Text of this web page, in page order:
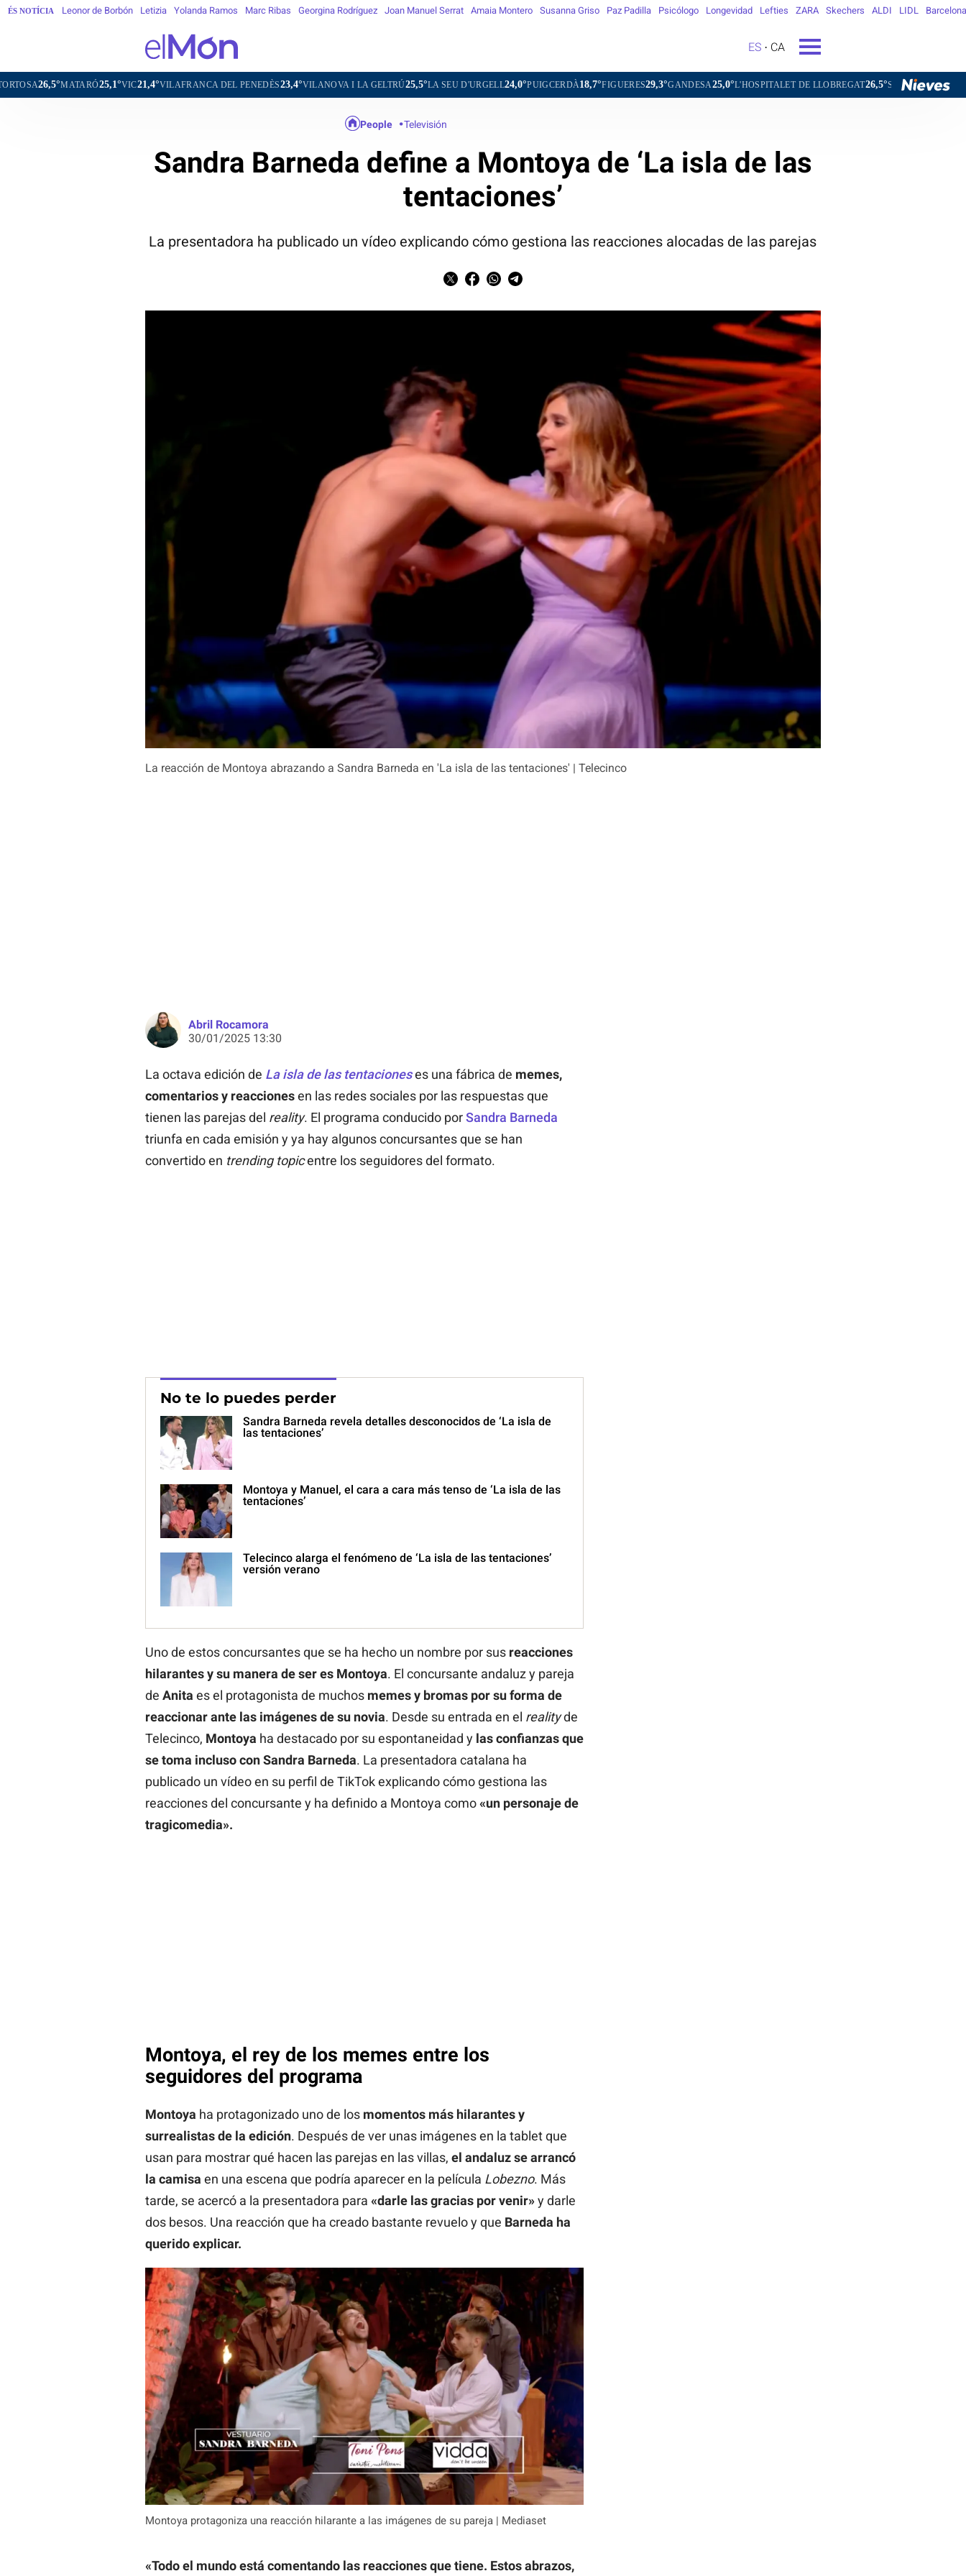
ÉS NOTÍCIA Leonor de Borbón Letizia Yolanda Ramos Marc Ribas Georgina Rodríguez Joan Manuel Serrat Amaia Montero Susanna Griso Paz Padilla Psicólogo Longevidad Lefties ZARA Skechers ALDI LIDL Barcelona
ES CA
25,1°VIC21,4°VILAFRANCA DEL PENEDÈS23,4°VILANOVA I LA GELTRÚ25,5°LA SEU D'URGELL24,0°PUIGCERDÀ18,7°FIGUERES29,3°GANDESA25,0°L'HOSPITALET DE LLOBREGAT26,5°SANT CARLES DE LA RÀPITA
La reacción de Montoya abrazando a Sandra Barneda en 'La isla de las tentaciones' | Telecinco
People Televisión
Sandra Barneda define a Montoya de ‘La isla de las
tentaciones’
La presentadora ha publicado un vídeo explicando cómo gestiona las reacciones alocadas de las parejas
Abril Rocamora
30/01/2025 13:30
La octava edición de La isla de las tentacioneses una fábrica de memes,
comentarios y reaccionesen las redes sociales por las respuestas que
tienen las parejas del reality. El programa conducido porSandra Barneda
triunfa en cada emisión y ya hay algunos concursantes que se han
convertido en trending topicentre los seguidores del formato.
No te lo puedes perder
Sandra Barneda revela detalles desconocidos de ‘La isla de
las tentaciones’
Montoya y Manuel, el cara a cara más tenso de ‘La isla de las
tentaciones’
Telecinco alarga el fenómeno de ‘La isla de las tentaciones’
versión verano
Uno de estos concursantes que se ha hecho un nombre por sus reacciones
hilarantes y su manera de ser es Montoya. El concursante andaluz y pareja
de Anita es el protagonista de muchos memes y bromas por su forma de
reaccionar ante las imágenes de su novia. Desde su entrada en el realityde
Telecinco, Montoya ha destacado por su espontaneidad y las confianzas que
se toma incluso con Sandra Barneda. La presentadora catalana ha
publicado un vídeo en su perfil de TikTok explicando cómo gestiona las
reacciones del concursante y ha definido a Montoya como«un personaje de
tragicomedia».
Montoya, el rey de los memes entre los
seguidores del programa
Montoya ha protagonizado uno de los momentos más hilarantes y
surrealistas de la edición. Después de ver unas imágenes en la tablet que
usan para mostrar qué hacen las parejas en las villas, el andaluz se arrancó
la camisa en una escena que podría aparecer en la película Lobezno. Más
tarde, se acercó a la presentadora para «darle las gracias por venir»y darle
dos besos. Una reacción que ha creado bastante revuelo y que Barneda ha
querido explicar.
Montoya protagoniza una reacción hilarante a las imágenes de su pareja | Mediaset
«Todo el mundo está comentando las reacciones que tiene. Estos abrazos,